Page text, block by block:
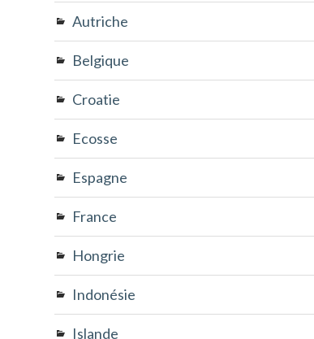
Autriche
Belgique
Croatie
Ecosse
Espagne
France
Hongrie
Indonésie
Islande